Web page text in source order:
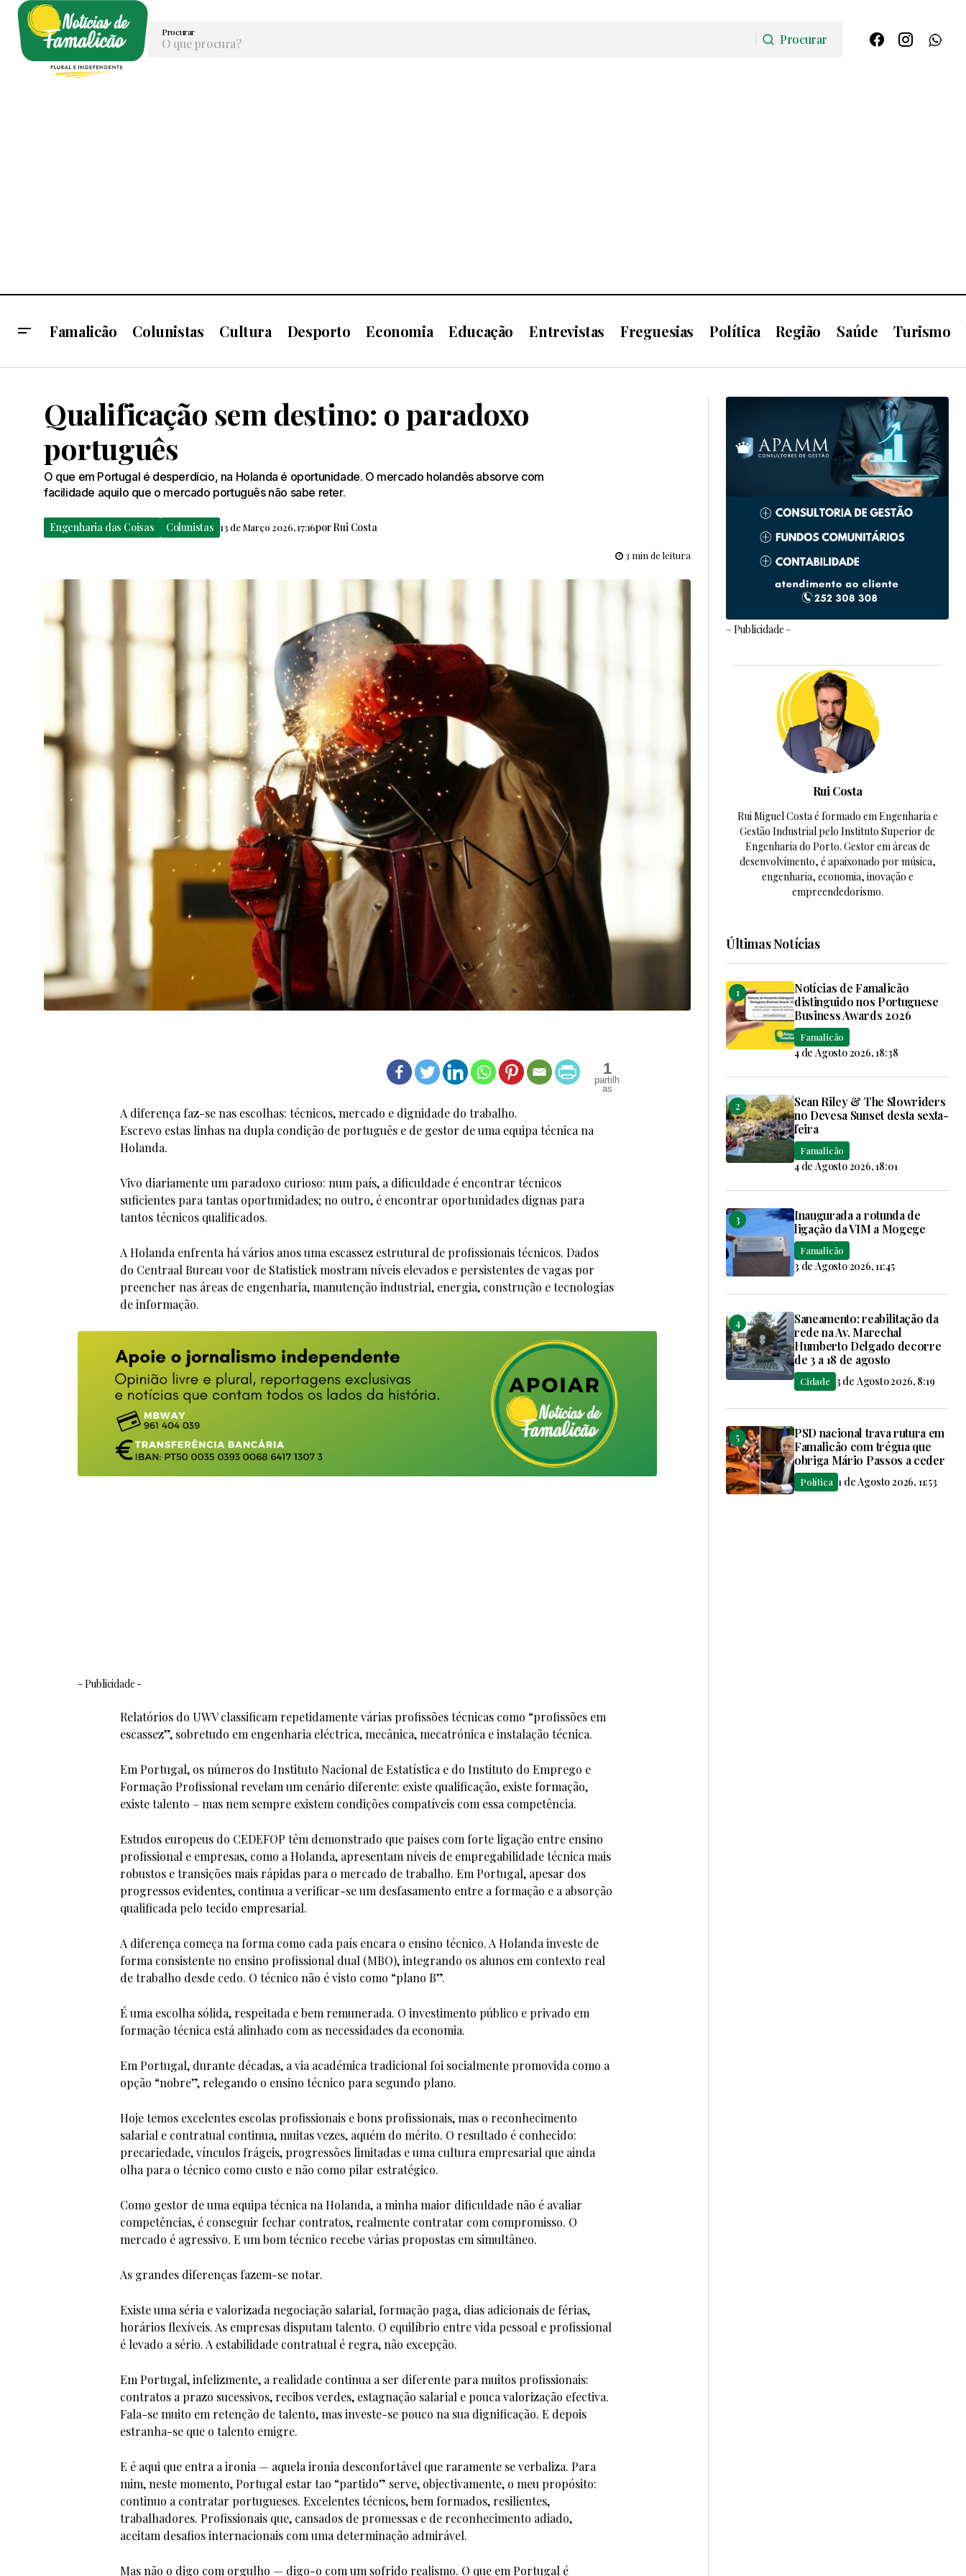
Procurar
Procurar
Famalicão Colunistas Cultura Desporto Economia Educação Entrevistas Freguesias Política Região Saúde Turismo
Qualificação sem destino: o paradoxo
português
O que em Portugal é desperdício, na Holanda é oportunidade. O mercado holandês absorve com
facilidade aquilo que o mercado português não sabe reter.
Engenharia das Coisas Colunistas 13 de Março 2026, 17:16porRui Costa
3 min de leitura
1
A diferença faz-se nas escolhas: técnicos, mercado e dignidade do trabalho.
Escrevo estas linhas na dupla condição de português e de gestor de uma equipa técnica na
Holanda.
Vivo diariamente um paradoxo curioso: num país, a dificuldade é encontrar técnicos
suficientes para tantas oportunidades; no outro, é encontrar oportunidades dignas para
tantos técnicos qualificados.
A Holanda enfrenta há vários anos uma escassez estrutural de profissionais técnicos. Dados
do Centraal Bureau voor de Statistiek mostram níveis elevados e persistentes de vagas por
preencher nas áreas de engenharia, manutenção industrial, energia, construção e tecnologias
de informação.
- Publicidade -
Relatórios do UWV classificam repetidamente várias profissões técnicas como “profissões em
escassez”, sobretudo em engenharia eléctrica, mecânica, mecatrónica e instalação técnica.
Em Portugal, os números do Instituto Nacional de Estatística e do Instituto do Emprego e
Formação Profissional revelam um cenário diferente: existe qualificação, existe formação,
existe talento – mas nem sempre existem condições compatíveis com essa competência.
Estudos europeus do CEDEFOP têm demonstrado que países com forte ligação entre ensino
profissional e empresas, como a Holanda, apresentam níveis de empregabilidade técnica mais
robustos e transições mais rápidas para o mercado de trabalho. Em Portugal, apesar dos
progressos evidentes, continua a verificar-se um desfasamento entre a formação e a absorção
qualificada pelo tecido empresarial.
A diferença começa na forma como cada país encara o ensino técnico. A Holanda investe de
forma consistente no ensino profissional dual (MBO), integrando os alunos em contexto real
de trabalho desde cedo. O técnico não é visto como “plano B”.
É uma escolha sólida, respeitada e bem remunerada. O investimento público e privado em
formação técnica está alinhado com as necessidades da economia.
Em Portugal, durante décadas, a via académica tradicional foi socialmente promovida como a
opção “nobre”, relegando o ensino técnico para segundo plano.
Hoje temos excelentes escolas profissionais e bons profissionais, mas o reconhecimento
salarial e contratual continua, muitas vezes, aquém do mérito. O resultado é conhecido:
precariedade, vínculos frágeis, progressões limitadas e uma cultura empresarial que ainda
olha para o técnico como custo e não como pilar estratégico.
Como gestor de uma equipa técnica na Holanda, a minha maior dificuldade não é avaliar
competências, é conseguir fechar contratos, realmente contratar com compromisso. O
mercado é agressivo. E um bom técnico recebe várias propostas em simultâneo.
As grandes diferenças fazem-se notar.
Existe uma séria e valorizada negociação salarial, formação paga, dias adicionais de férias,
horários flexíveis. As empresas disputam talento. O equilíbrio entre vida pessoal e profissional
é levado a sério. A estabilidade contratual é regra, não excepção.
Em Portugal, infelizmente, a realidade continua a ser diferente para muitos profissionais:
contratos a prazo sucessivos, recibos verdes, estagnação salarial e pouca valorização efectiva.
Fala-se muito em retenção de talento, mas investe-se pouco na sua dignificação. E depois
estranha-se que o talento emigre.
E é aqui que entra a ironia — aquela ironia desconfortável que raramente se verbaliza. Para
mim, neste momento, Portugal estar tao “partido” serve, objectivamente, o meu propósito:
continuo a contratar portugueses. Excelentes técnicos, bem formados, resilientes,
trabalhadores. Profissionais que, cansados de promessas e de reconhecimento adiado,
aceitam desafios internacionais com uma determinação admirável.
Mas não o digo com orgulho — digo-o com um sofrido realismo. O que em Portugal é
– Publicidade –
Rui Costa
Rui Miguel Costa é formado em Engenharia e
Gestão Industrial pelo Instituto Superior de
Engenharia do Porto. Gestor em áreas de
desenvolvimento, é apaixonado por música,
engenharia, economia, inovação e
empreendedorismo.
Últimas Notícias
Notícias de Famalicão
distinguido nos Portuguese
Business Awards 2026
Famalicão
4 de Agosto 2026, 18:38
Sean Riley & The Slowriders
no Devesa Sunset desta sexta-
feira
Famalicão
4 de Agosto 2026, 18:01
Inaugurada a rotunda de
ligação da VIM a Mogege
Famalicão
3 de Agosto 2026, 11:45
Saneamento: reabilitação da
rede na Av. Marechal
Humberto Delgado decorre
de 3 a 18 de agosto
Cidade 3 de Agosto 2026, 8:19
PSD nacional trava rutura em
Famalicão com trégua que
obriga Mário Passos a ceder
Política 1 de Agosto 2026, 11:53